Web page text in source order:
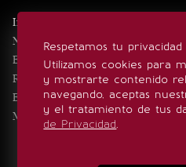
Respetamos tu privacidad
Utilizamos cookies para
y mostrarte contenido
navegando, aceptas
y el tratamiento de tus
de Privacidad.
Inicio
Noticias
Eventos
Realeza
Estilo de vida
Minuto x Minuto